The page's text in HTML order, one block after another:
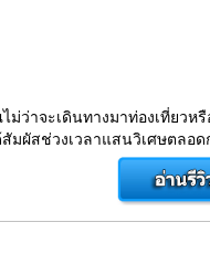
าจะเดินทางมาท่องเที่ยวห
ผัสช่วงเวลาแสนวิเศษตลอด